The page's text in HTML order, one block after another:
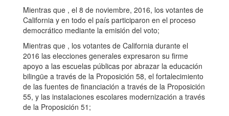
Mientras que , el 8 de noviembre, 2016, los votantes de
California y en todo el país participaron en el proceso
democrático mediante la emisión del voto;
Mientras que , los votantes de California durante el
2016 las elecciones generales expresaron su firme
apoyo a las escuelas públicas por abrazar la educación
bilingüe a través de la Proposición 58, el fortalecimiento
de las fuentes de financiación a través de la Proposición
55, y las instalaciones escolares modernización a través
de la Proposición 51;